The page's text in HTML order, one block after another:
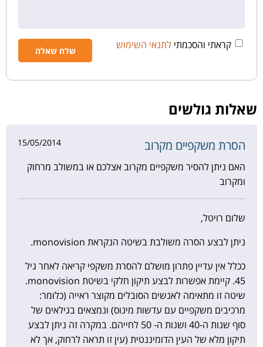
קראתי והסכמתי לתנאי השימוש
שאלות גולשים
הסרת משקפיים מקרוב 15/05/2014
האם ניתן להסיר משקפיים מקרוב אצלכם או במשולב מרחוק
ומקרוב
שלום רויטל,
ניתן לבצע הסרה משולבת בשיטה הנקראת monovision.
ככלל אין עדיין פתרון מושלם להסרת משקפי קריאה לאחר גיל
45. קיימת אפשרות לבצע תיקון חלקי בשיטת monovision.
שיטה זו מתאימה לאנשים הסובלים מקוצר ראייה (כלומר:
מרכיבים משקפיים עם עדשות מינוס) ונמצאים בגילאים של
סוף שנות ה-40 ושנות ה- 50 לחייהם. במקרה זה ניתן לבצע
תיקון מלא של העין הדומיננטית (עין זו תראה לרחוק, אך לא